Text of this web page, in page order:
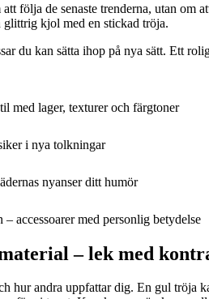
följa de senaste trenderna, utan om
glittrig kjol med en stickad tröja.
du kan sätta ihop på nya sätt. Ett
med lager, texturer och färgtoner
i nya tolkningar
nyanser ditt humör
accessoarer med personlig betydelse
– lek med
hur andra uppfattar dig. En gul tröja